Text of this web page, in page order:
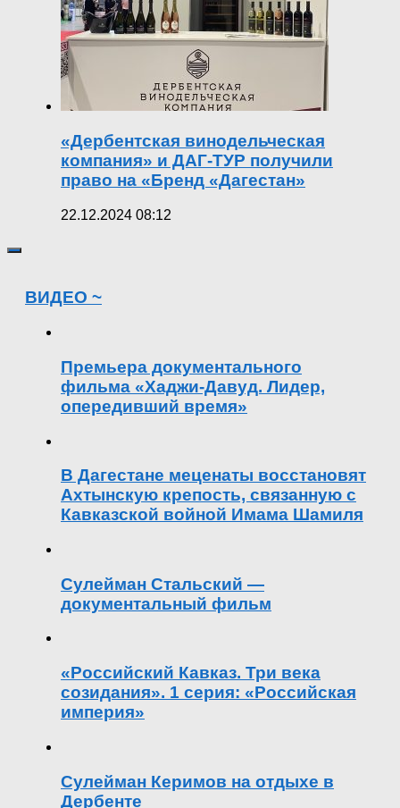
«Дербентская винодельческая
компания» и ДАГ-ТУР получили
право на «Бренд «Дагестан»
22.12.2024 08:12
ВИДЕО ~
Премьера документального
фильма «Хаджи-Давуд. Лидер,
опередивший время»
В Дагестане меценаты восстановят
Ахтынскую крепость, связанную с
Кавказской войной Имама Шамиля
Сулейман Стальский —
документальный фильм
«Российский Кавказ. Три века
созидания». 1 серия: «Российская
империя»
Сулейман Керимов на отдыхе в
Дербенте